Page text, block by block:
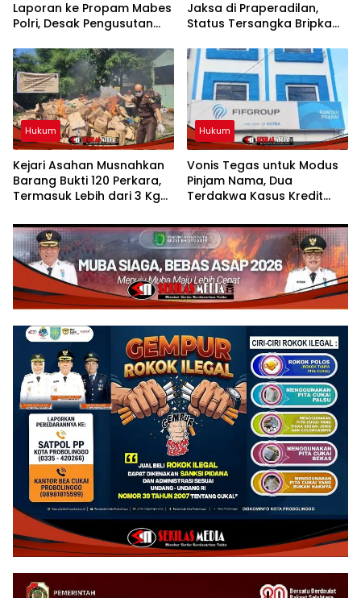
Laporan ke Propam Mabes
Polri, Desak Pengusutan
Penculikan Aktivis
Kesehatan UUN
Jaksa di Praperadilan,
Status Tersangka Bripka
dibebaskan
Hukum
Kejari Asahan Musnahkan
Barang Bukti 120 Perkara,
Termasuk Lebih dari 3 Kg
Hukum
Vonis Tegas untuk Modus
Pinjam Nama, Dua
Terdakwa Kasus Kredit
Rantauprapat Dijatuhi
Hukuman